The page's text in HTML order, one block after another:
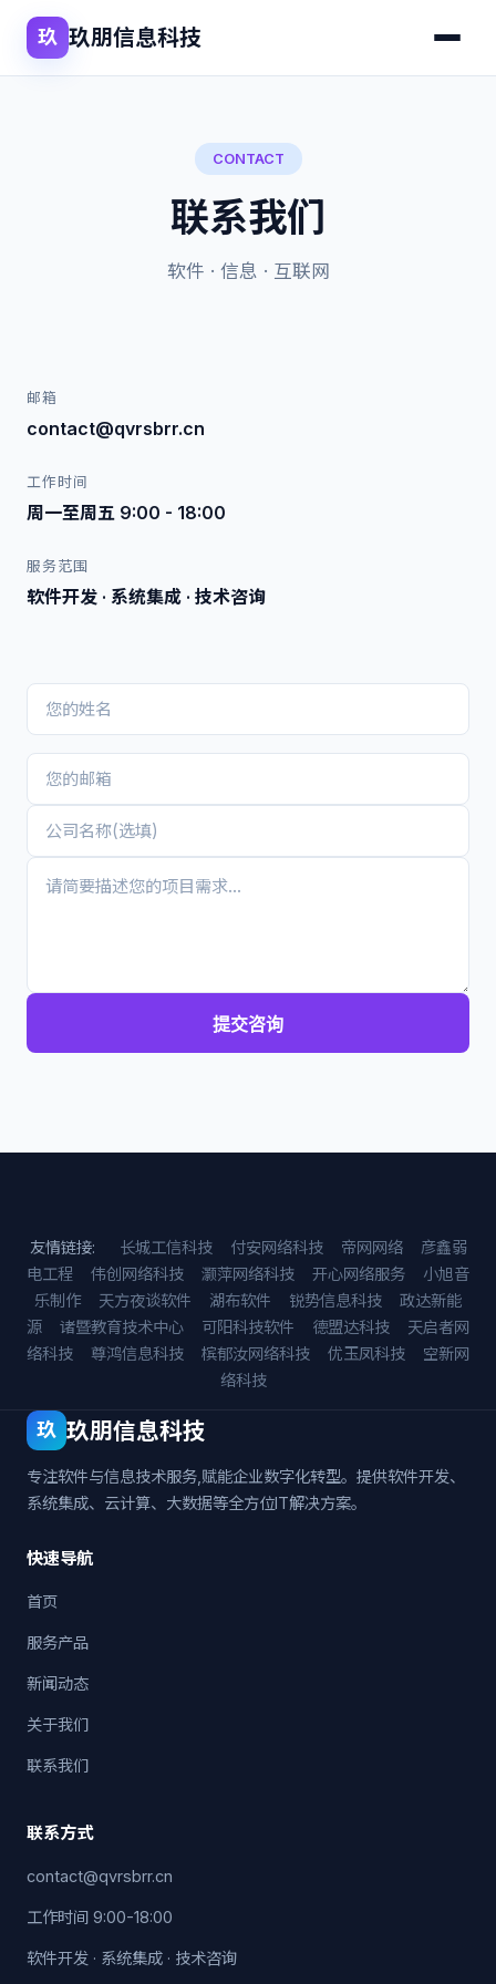
玖 玖朋信息科技
CONTACT
联系我们
软件 · 信息 · 互联网
邮箱
contact@qvrsbrr.cn
工作时间
周一至周五 9:00 - 18:00
服务范围
软件开发 · 系统集成 · 技术咨询
提交咨询
友情链接: 长城工信科技 付安网络科技 帝网网络
彦鑫弱
电工程
伟创网络科技 灏萍网络科技 开心网络服务
小旭音
乐制作
天方夜谈软件 湖布软件 锐势信息科技
政达新能
源
诸暨教育技术中心 可阳科技软件 德盟达科技
天启者网
络科技
尊鸿信息科技 槟郁汝网络科技 优玉凤科技
空新网
络科技
玖 玖朋信息科技
专注软件与信息技术服务,赋能企业数字化转型。提供软件开发、
系统集成、云计算、大数据等全方位IT解决方案。
快速导航
首页
服务产品
新闻动态
关于我们
联系我们
联系方式
contact@qvrsbrr.cn
工作时间 9:00-18:00
软件开发 · 系统集成 · 技术咨询